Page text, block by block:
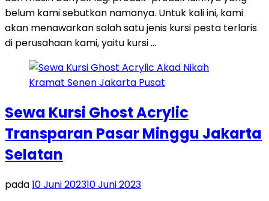
belum kami sebutkan namanya. Untuk kali ini, kami
akan menawarkan salah satu jenis kursi pesta terlaris
di perusahaan kami, yaitu kursi …
Sewa Kursi Ghost Acrylic
Transparan Pasar Minggu Jakarta
Selatan
pada10 Juni 202310 Juni 2023